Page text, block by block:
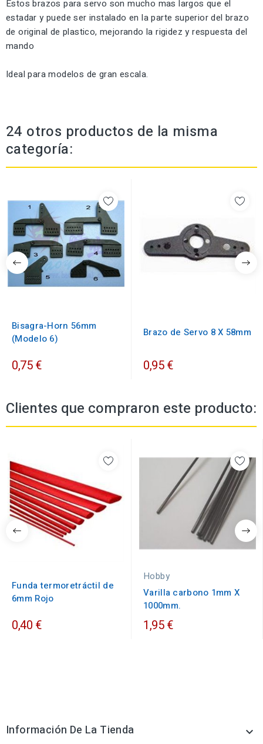
Estos brazos paraservo son mucho mas largos que el
estadar y puede ser instalado en la parte superior del brazo
de original de plastico, mejorando la rigidez y respuesta del
mando
Ideal para modelos de gran escala.
24 otros productos de la misma
categoría:
Bisagra-Horn 56mm
(Modelo 6)
0,75 €
Brazo de Servo 8 X 58mm
0,95 €
Clientes que compraron este producto:
Funda termoretráctil de
6mm Rojo
0,40 €
Hobby
Varilla carbono 1mm X
1000mm.
1,95 €
Información De La Tienda 